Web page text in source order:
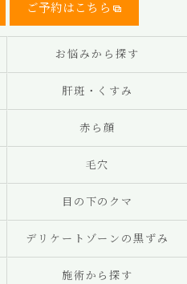
ご予約はこちら
お悩みから探す
肝斑・くすみ
赤ら顔
毛穴
目の下のクマ
デリケートゾーンの黒ずみ
施術から探す